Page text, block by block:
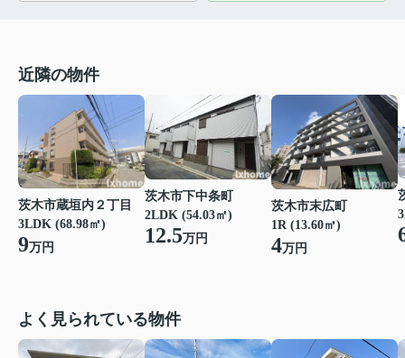
近隣の物件
茨木市蔵垣内２丁目
3LDK (68.98㎡)
9万円
茨木市下中条町
2LDK (54.03㎡)
12.5万円
茨木市末広町
1R (13.60㎡)
4万円
よく見られている物件